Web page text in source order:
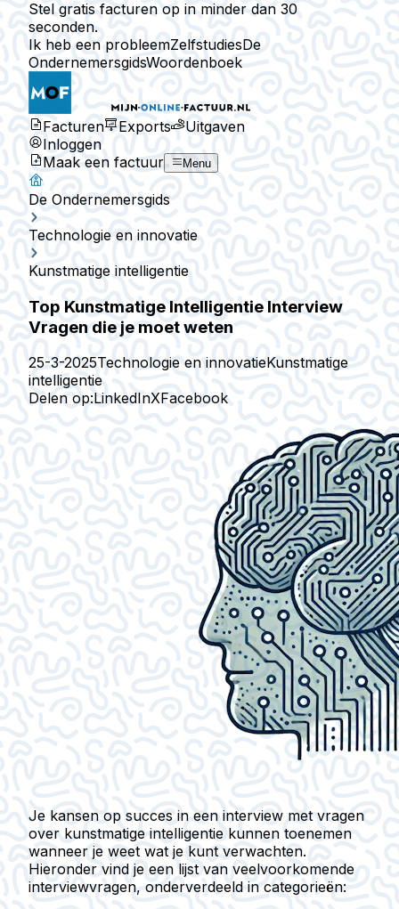
Stel gratis facturen op in minder dan 30
seconden.
Ik heb een probleemZelfstudiesDe
OndernemersgidsWoordenboek
Facturen Exports
Uitgaven
Inloggen
Maak een factuur
Menu
De Ondernemersgids
Technologie en innovatie
Kunstmatige intelligentie
Top Kunstmatige Intelligentie Interview
Vragen die je moet weten
25-3-2025Technologie en innovatieKunstmatige
intelligentie
Delen op:LinkedInXFacebook
Je kansen op succes in een interview met vragen
over kunstmatige intelligentie kunnen toenemen
wanneer je weet wat je kunt verwachten.
Hieronder vind je een lijst van veelvoorkomende
interviewvragen, onderverdeeld in categorieën: